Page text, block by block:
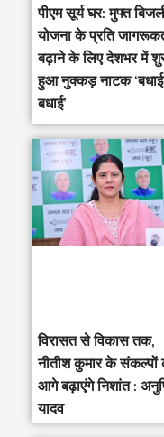
पीएम सूर्य घर: मुफ्त
योजना के प्रति
बढ़ाने के लिए देशभर में
हुआ नुक्कड़ नाटक ‘बधाई
बधाई’
विरासत से विकास तक,
नीतीश कुमार के संकल्पों
आगे बढ़ाएंगे निशांत :
यादव